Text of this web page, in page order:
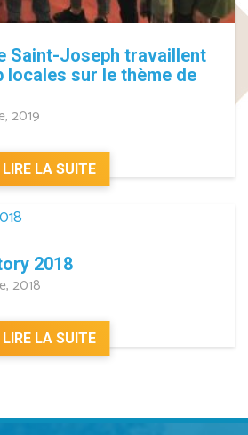
Saint-Joseph travaillent
locales sur le thème de
2019
LIRE LA SUITE
2018
2018
LIRE LA SUITE